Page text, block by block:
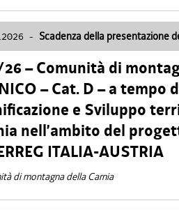
- Scadenza della presentazione
– Comunità di
– Cat. D – a
e Sviluppo
nell’ambito del
ITALIA-AUSTRIA
di montagna della Carnia